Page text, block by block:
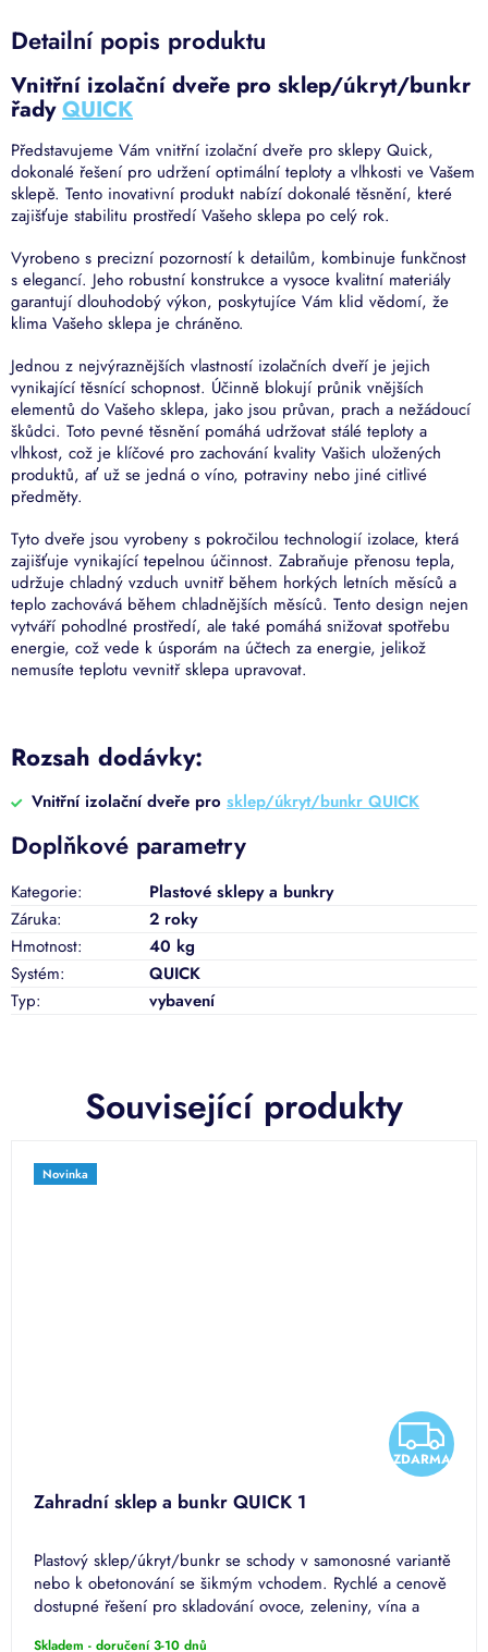
Související produkty
Novinka
Z
D
R
ZDARMA
Zahradní sklep a bunkr QUICK 1
Plastový sklep/úkryt/bunkr se schody v samonosné variantě
nebo k obetonování se šikmým vchodem. Rychlé a cenově
dostupné řešení pro skladování ovoce, zeleniny, vína a
Skladem - doručení 3-10 dnů
Detailní popis produktu
Vnitřní izolační dveře pro sklep/úkryt/bunkr
řadyQUICK
Představujeme Vám vnitřní izolační dveře pro sklepy Quick,
dokonalé řešení pro udržení optimální teploty a vlhkosti ve Vašem
sklepě. Tento inovativní produkt nabízí dokonalé těsnění, které
zajišťuje stabilitu prostředí Vašeho sklepa po celý rok.
Vyrobeno s precizní pozorností k detailům, kombinuje funkčnost
s elegancí. Jeho robustní konstrukce a vysoce kvalitní materiály
garantují dlouhodobý výkon, poskytujíce Vám klid vědomí, že
klima Vašeho sklepa je chráněno.
Jednou z nejvýraznějších vlastností izolačních dveří je jejich
vynikající těsnící schopnost. Účinně blokují průnik vnějších
elementů do Vašeho sklepa, jako jsou průvan, prach a nežádoucí
škůdci. Toto pevné těsnění pomáhá udržovat stálé teploty a
vlhkost, což je klíčové pro zachování kvality Vašich uložených
produktů, ať už se jedná o víno, potraviny nebo jiné citlivé
předměty.
Tyto dveře jsou vyrobeny s pokročilou technologií izolace, která
zajišťuje vynikající tepelnou účinnost. Zabraňuje přenosu tepla,
udržuje chladný vzduch uvnitř během horkých letních měsíců a
teplo zachovává během chladnějších měsíců. Tento design nejen
vytváří pohodlné prostředí, ale také pomáhá snižovat spotřebu
energie, což vede k úsporám na účtech za energie, jelikož
nemusíte teplotu vevnitř sklepa upravovat.
Rozsah dodávky:
Vnitřní izolační dveře pro sklep/úkryt/bunkr QUICK
Doplňkové parametry
Kategorie:
Plastové sklepy a bunkry
Záruka:
2 roky
Hmotnost:
40 kg
Systém:
QUICK
Typ: vybavení